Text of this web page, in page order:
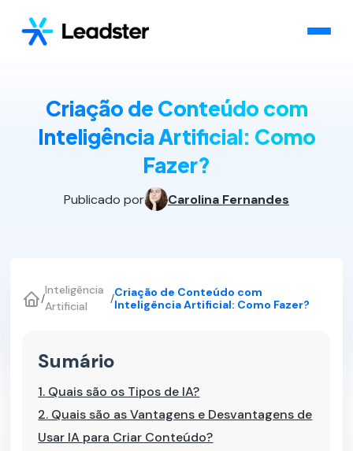
Criação de Conteúdo com
Inteligência Artificial: Como
Fazer?
Publicado por Carolina Fernandes
/
Inteligência
Artificial
/Criação de Conteúdo com
Inteligência Artificial: Como Fazer?
Sumário
1. Quais são os Tipos de IA?
2. Quais são as Vantagens e Desvantagens de
Usar IA para Criar Conteúdo?